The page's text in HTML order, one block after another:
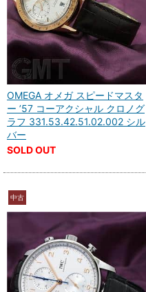
OMEGA オメガ スピードマスタ
ー ’57 コーアクシャル クロノグ
ラフ 331.53.42.51.02.002 シル
バー
SOLD OUT
中古